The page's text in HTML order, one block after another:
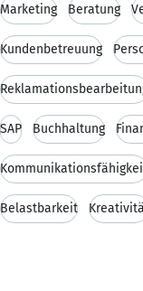
Marketing Beratung
Kundenbetreuung
SAP Buchhaltung
Belastbarkeit